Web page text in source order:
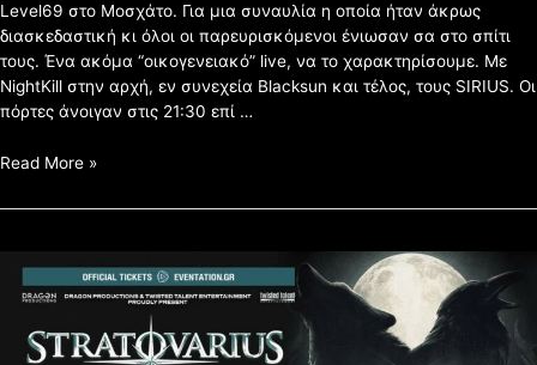
Level69 στο Μοσχάτο. Για μια συναυλία η οποία ήταν άκρως
διασκεδαστική κι όλοι οι παρευρισκόμενοι ένιωσαν σα στο σπίτι
τους. Ένα ακόμα “οικογενειακό” live, να το χαρακτηρίσουμε. Με
NightKill στην αρχή, εν συνεχεία Blacksun και τέλος, τους SIRIUS. Οι
πόρτες άνοιγαν στις 21:30 επί …
Read More »
STRATOVARIUS
SONATA